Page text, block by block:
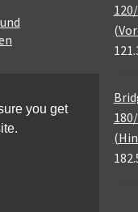
you get